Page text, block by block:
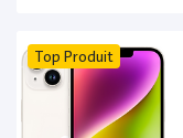
Top Produit